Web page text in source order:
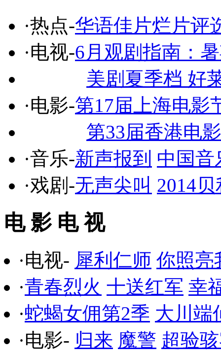
·热点-华语佳片烂片评
·电视-6月观剧指南：
美剧夏季档 好
·电影-第17届上海电影
第33届香港电
·音乐-新声报到 中国音
·戏剧-无声尖叫 2014
电 影 电 视
·电视- 犀利仁师 你照亮
·青春烈火 十送红军 幸
·蛇蝎女佣第2季 大川端
·电影- 归来 魔警 超验